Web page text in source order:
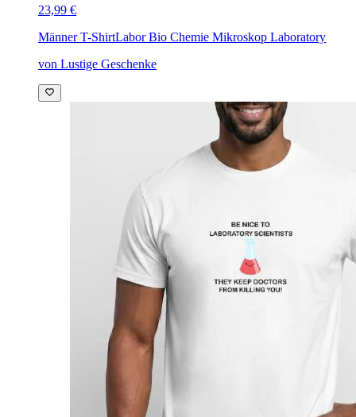
23,99 €
Männer T-ShirtLabor Bio Chemie Mikroskop Laboratory
von Lustige Geschenke